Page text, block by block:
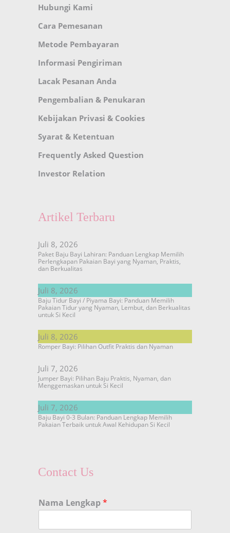
Hubungi Kami
Cara Pemesanan
Metode Pembayaran
Informasi Pengiriman
Lacak Pesanan Anda
Pengembalian & Penukaran
Kebijakan Privasi & Cookies
Syarat & Ketentuan
Frequently Asked Question
Investor Relation
Artikel Terbaru
Juli 8, 2026
Paket Baju Bayi Lahiran: Panduan Lengkap Memilih
Perlengkapan Pakaian Bayi yang Nyaman, Praktis,
dan Berkualitas
Juli 8, 2026
Baju Tidur Bayi / Piyama Bayi: Panduan Memilih
Pakaian Tidur yang Nyaman, Lembut, dan Berkualitas
untuk Si Kecil
Juli 8, 2026
Romper Bayi: Pilihan Outfit Praktis dan Nyaman
Juli 7, 2026
Jumper Bayi: Pilihan Baju Praktis, Nyaman, dan
Menggemaskan untuk Si Kecil
Juli 7, 2026
Baju Bayi 0-3 Bulan: Panduan Lengkap Memilih
Pakaian Terbaik untuk Awal Kehidupan Si Kecil
Contact Us
Nama Lengkap*